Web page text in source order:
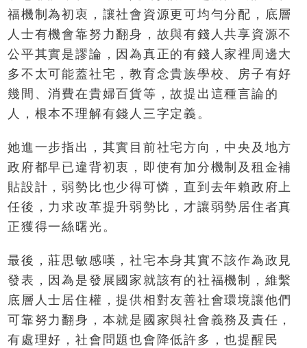
福機制為初衷，讓社會資源更可均勻分配，底層
人士有機會靠努力翻身，故與有錢人共享資源不
公平其實是謬論，因為真正的有錢人家裡周邊大
多不太可能蓋社宅，教育念貴族學校、房子有好
幾間、消費在貴婦百貨等，故提出這種言論的
人，根本不理解有錢人三字定義。
她進一步指出，其實目前社宅方向，中央及地方
政府都早已違背初衷，即使有加分機制及租金補
貼設計，弱勢比也少得可憐，直到去年賴政府上
任後，力求改革提升弱勢比，才讓弱勢居住者真
正獲得一絲曙光。
最後，莊思敏感嘆，社宅本身其實不該作為政見
發表，因為是發展國家就該有的社福機制，維繫
底層人士居住權，提供相對友善社會環境讓他們
可靠努力翻身，本就是國家與社會義務及責任，
有處理好，社會問題也會降低許多，也提醒民